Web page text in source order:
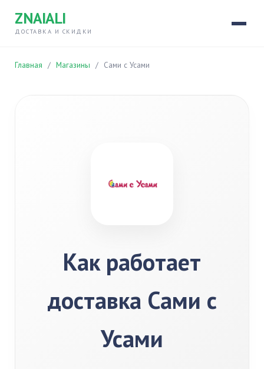
ZNAIALI
ДОСТАВКА И СКИДКИ
Главная / Магазины / Сами с Усами
Как работает
доставка Сами с
Усами